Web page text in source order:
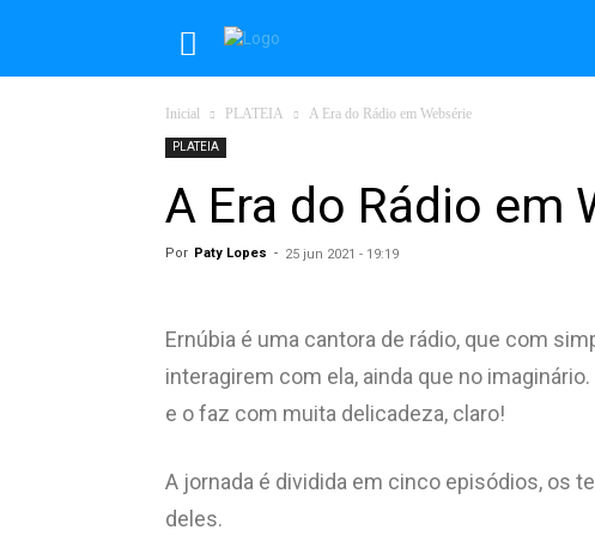
Inicial PLATEIA A Era do Rádio em Websérie
PLATEIA
A Era do Rádio em
Por Paty Lopes - 25 jun 2021 - 19:19
Ernúbia é uma cantora de rádio, que com
interagirem com ela, ainda que no
e o faz com muita delicadeza, claro!
A jornada é dividida em cinco episódios, os
deles.